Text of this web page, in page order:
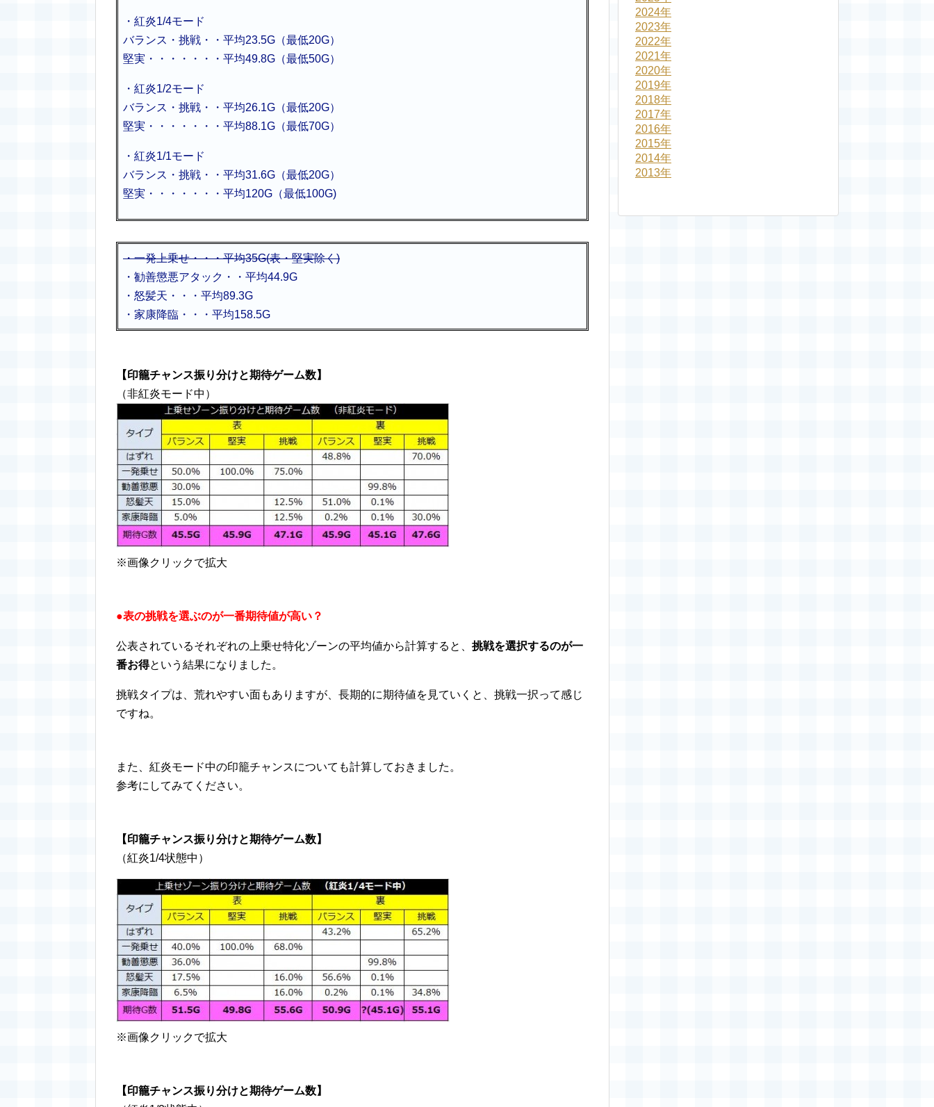
・紅炎1/4モード
バランス・挑戦・・平均23.5G（最低20G）
堅実・・・・・・・平均49.8G（最低50G）
・紅炎1/2モード
バランス・挑戦・・平均26.1G（最低20G）
堅実・・・・・・・平均88.1G（最低70G）
・紅炎1/1モード
バランス・挑戦・・平均31.6G（最低20G）
堅実・・・・・・・平均120G（最低100G)
・一発上乗せ・・・平均35G(表・堅実除く)
・勧善懲悪アタック・・平均44.9G
・怒髪天・・・平均89.3G
・家康降臨・・・平均158.5G
【印籠チャンス振り分けと期待ゲーム数】
（非紅炎モード中）
※画像クリックで拡大
●表の挑戦を選ぶのが一番期待値が高い？
公表されているそれぞれの上乗せ特化ゾーンの平均値から計算すると、 挑戦を選択するのが一
番お得という結果になりました。
挑戦タイプは、荒れやすい面もありますが、長期的に期待値を見ていくと、挑戦一択って感じ
ですね。
また、紅炎モード中の印籠チャンスについても計算しておきました。
参考にしてみてください。
【印籠チャンス振り分けと期待ゲーム数】
（紅炎1/4状態中）
※画像クリックで拡大
【印籠チャンス振り分けと期待ゲーム数】
2024年
2023年
2022年
2021年
2020年
2019年
2018年
2017年
2016年
2015年
2014年
2013年